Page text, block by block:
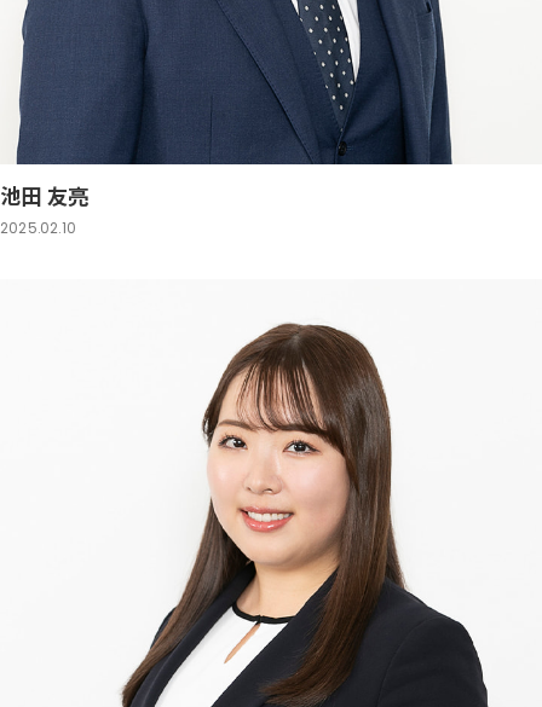
池田 友亮
2025.02.10